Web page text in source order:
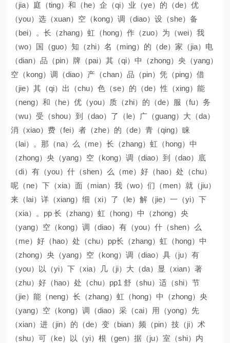
（jia）庭（ting）和（he）企（qi）业（ye）的（de）优
（you）选（xuan）空（kong）调（diao）设（she）备
（bei）。长（zhang）虹（hong）作（zuo）为（wei）我
（wo）国（guo）知（zhi）名（ming）的（de）家（jia）电
（dian）品（pin）牌（pai）其（qi）中（zhong）央（yang）
空（kong）调（diao）产（chan）品（pin）凭（ping）借
（jie）其（qi）出（chu）色（se）的（de）性（xing）能
（neng）和（he）优（you）质（zhi）的（de）服（fu）务
（wu）受（shou）到（dao）了（le）广（guang）大（da）
消（xiao）费（fei）者（zhe）的（de）青（qing）睐
（lai）。那（na）么（me）长（zhang）虹（hong）中
（zhong）央（yang）空（kong）调（diao）到（dao）底
（di）有（you）什（shen）么（me）好（hao）处（chu）
呢（ne）下（xia）面（mian）我（wo）们（men）就（jiu）
来（lai）详（xiang）细（xi）了（le）解（jie）一（yi）下
（xia）。pp 长（zhang）虹（hong）中（zhong）央
（yang）空（kong）调（diao）有（you）什（shen）么
（me）好（hao）处（chu）pp长（zhang）虹（hong）中
（zhong）央（yang）空（kong）调（diao）具（ju）有
（you）以（yi）下（xia）几（ji）大（da）显（xian）著
（zhu）好（hao）处（chu）pp1 舒（shu）适（shi）节
（jie）能（neng）长（zhang）虹（hong）中（zhong）央
（yang）空（kong）调（diao）采（cai）用（yong）先
（xian）进（jin）的（de）变（bian）频（pin）技（ji）术
（shu）可（ke）以（yi）根（gen）据（ju）室（shi）内